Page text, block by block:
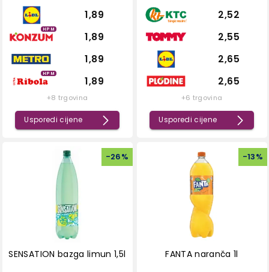
1,89
HPM
1,89
1,89
HPM
1,89
+8 trgovina
Usporedi cijene
2,52
2,55
2,65
2,65
+6 trgovina
Usporedi cijene
-26%
SENSATION bazga limun 1,5l
-13%
FANTA naranča 1l